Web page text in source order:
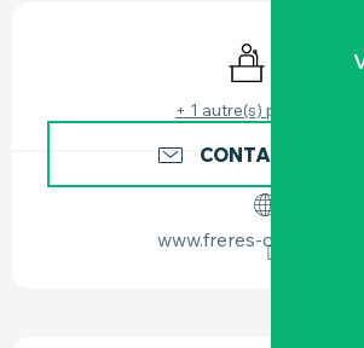
Séminaires
+ 1 autre(s) prestation(s)
CONTACTEZ-
www.freres-